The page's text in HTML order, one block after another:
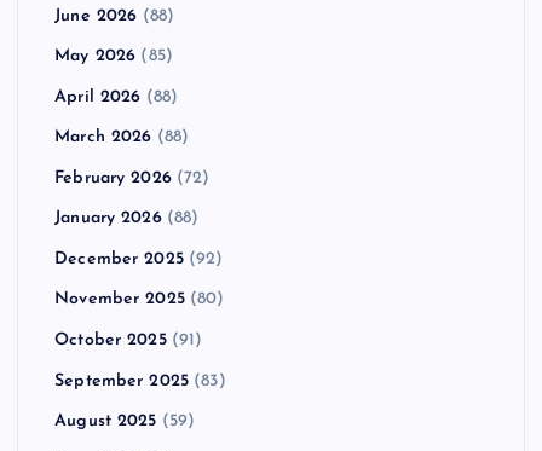
June 2026 (88)
May 2026 (85)
April 2026 (88)
March 2026 (88)
February 2026(72)
January 2026(88)
December 2025(92)
November 2025(80)
October 2025(91)
September 2025 (83)
August 2025 (59)